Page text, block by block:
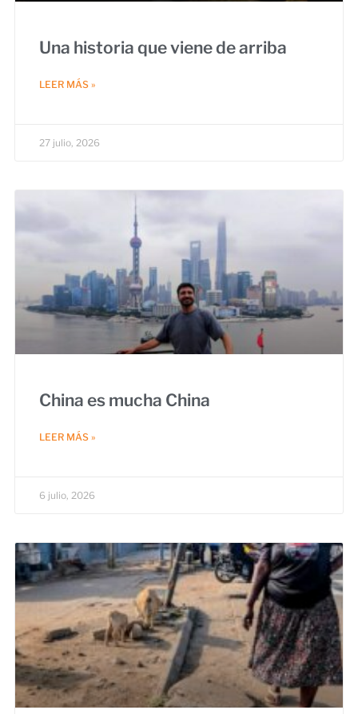
Una historia que viene de arriba
LEER MÁS »
27 julio, 2026
China es mucha China
LEER MÁS »
6 julio, 2026